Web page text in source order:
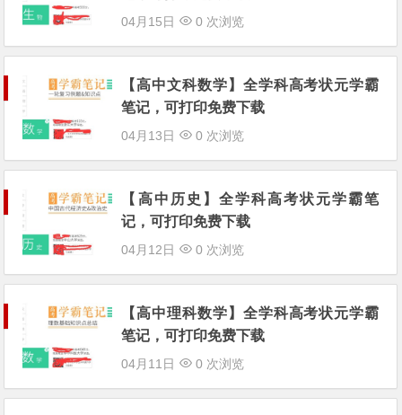
04月15日 0 次浏览
【高中文科数学】全学科高考状元学霸
笔记，可打印免费下载
04月13日 0 次浏览
【高中历史】全学科高考状元学霸笔
记，可打印免费下载
04月12日 0 次浏览
【高中理科数学】全学科高考状元学霸
笔记，可打印免费下载
04月11日 0 次浏览